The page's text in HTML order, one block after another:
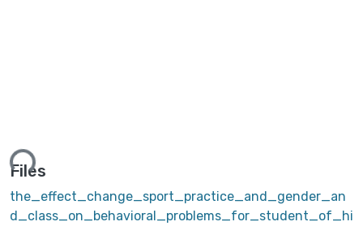
Files
the_effect_change_sport_practice_and_gender_an
d_class_on_behavioral_problems_for_student_of_hi